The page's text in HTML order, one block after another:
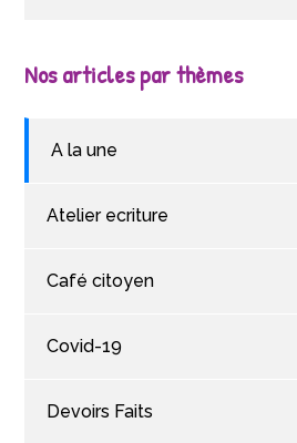
Nos articles par thèmes
A la une
Atelier ecriture
Café citoyen
Covid-19
Devoirs Faits